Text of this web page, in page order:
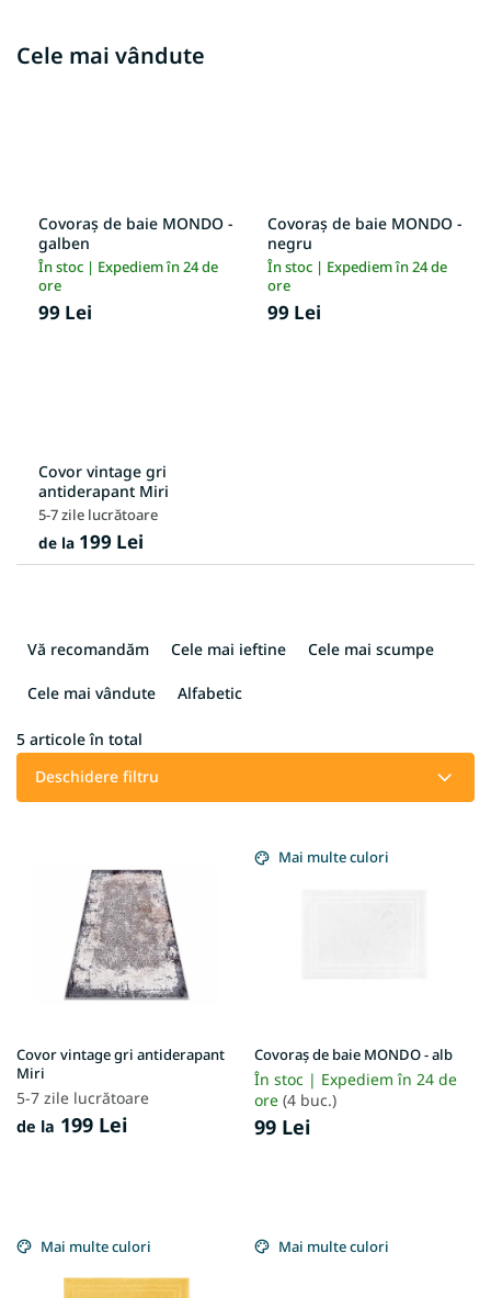
Cele mai vândute
Covoraș de baie MONDO -
galben
În stoc | Expediem în 24 de
ore
99 Lei
Covoraș de baie MONDO -
negru
În stoc | Expediem în 24 de
ore
99 Lei
Covor vintage gri
antiderapant Miri
5-7 zile lucrătoare
de la 199 Lei
e
e
t
u
i
Vă recomandăm Cele mai ieftine Cele mai scumpe
Cele mai vândute Alfabetic
5 articole în total
Deschidere filtru
u
s
e
Covor vintage gri antiderapant
Miri
5-7 zile lucrătoare
de la 199 Lei
Mai multe culori
Covoraș de baie MONDO - alb
În stoc | Expediem în 24 de
ore (4 buc.)
99 Lei
Mai multe culori Mai multe culori